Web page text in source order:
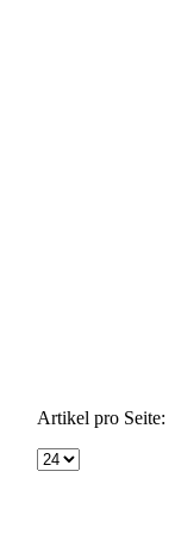
Artikel pro Seite: